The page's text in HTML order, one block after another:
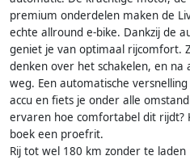
premium onderdelen maken de
echte allround e-bike. Dankzij de
geniet je van optimaal rijcomfort.
denken over het schakelen, en
weg. Een automatische
accu en fiets je onder alle
ervaren hoe comfortabel dit rijdt?
boek een proefrit.
Rij tot wel 180 km zonder te laden